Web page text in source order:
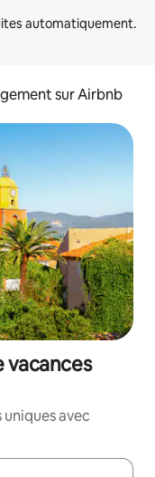
sur Airbnb
vacances
avec